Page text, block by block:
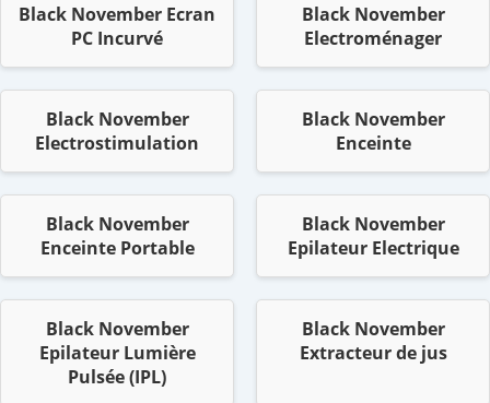
Black November Ecran
PC Incurvé
Black November
Electroménager
Black November
Electrostimulation
Black November
Enceinte
Black November
Enceinte Portable
Black November
Epilateur Electrique
Black November
Epilateur Lumière
Pulsée (IPL)
Black November
Extracteur de jus